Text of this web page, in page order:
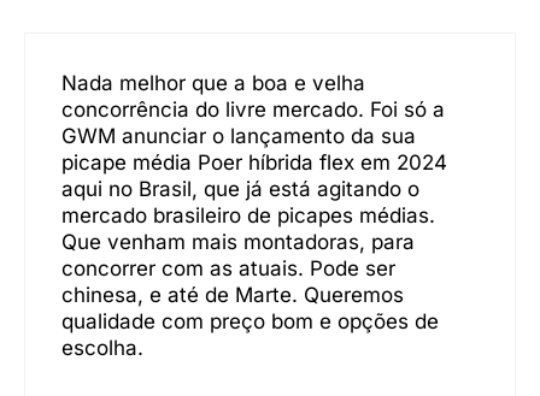
Nada melhor que a boa e velha
concorrência do livre mercado. Foi só a
GWM anunciar o lançamento da sua
picape média Poer híbrida flex em 2024
aqui no Brasil, que já está agitando o
mercado brasileiro de picapes médias.
Que venham mais montadoras, para
concorrer com as atuais. Pode ser
chinesa, e até de Marte. Queremos
qualidade com preço bom e opções de
escolha.